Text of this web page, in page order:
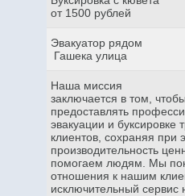
от 1500 рублей
Эвакуатор рядом
Гашека улица
Наша миссия
заключается в том,
предоставлять
эвакуации и буксировке
клиентов, сохраняя
производительность
помогаем людям. Мы
отношения к нашим
исключительный сервис